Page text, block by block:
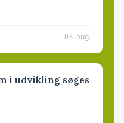
03. aug.
i udvikling søges